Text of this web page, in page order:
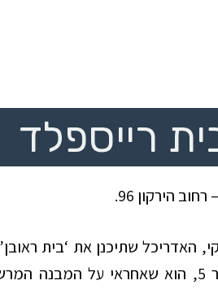
רייספלד
הירקון 96.
האדריכל שתיכנן את ‘בית
ברחוב פינסקר 5, הוא שאחראי על